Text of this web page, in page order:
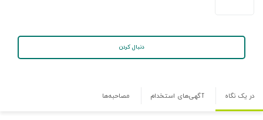
دنبال کردن
در یک نگاه آگهی‌های استخدام مصاحبه‌ها